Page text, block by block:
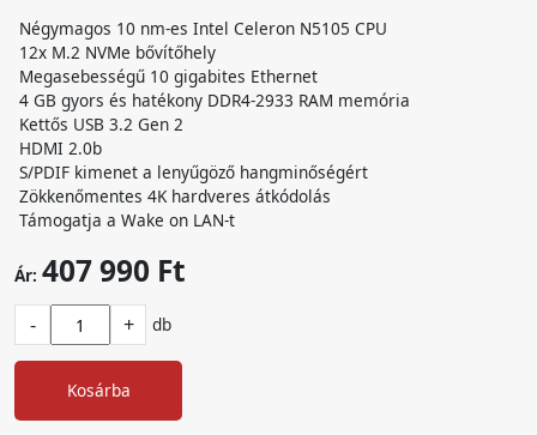
Négymagos 10 nm-es Intel Celeron N5105 CPU
12x M.2 NVMe bővítőhely
Megasebességű 10 gigabites Ethernet
4 GB gyors és hatékony DDR4-2933 RAM memória
Kettős USB 3.2 Gen 2
HDMI 2.0b
S/PDIF kimenet a lenyűgöző hangminőségért
Zökkenőmentes 4K hardveres átkódolás
Támogatja a Wake on LAN-t
Ár: 407 990 Ft
- + db
Kosárba